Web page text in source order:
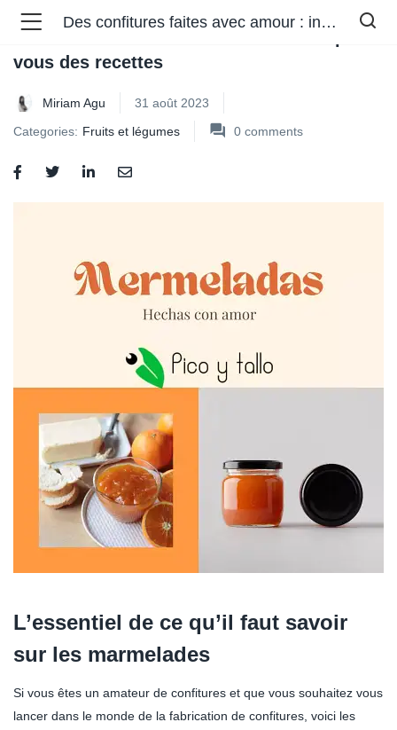
Des confitures faites avec amour : inspirez-vous des recettes
vous des recettes
Miriam Agu
31 août 2023
Categories: Fruits et légumes 0 comments
L’essentiel de ce qu’il faut savoir
sur les marmelades
Si vous êtes un amateur de confitures et que vous souhaitez vous
lancer dans le monde de la fabrication de confitures, voici les